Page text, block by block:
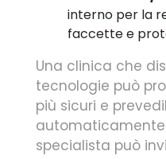
interno per la
faccette e
Una clinica che
tecnologie può
più sicuri e
specialista può